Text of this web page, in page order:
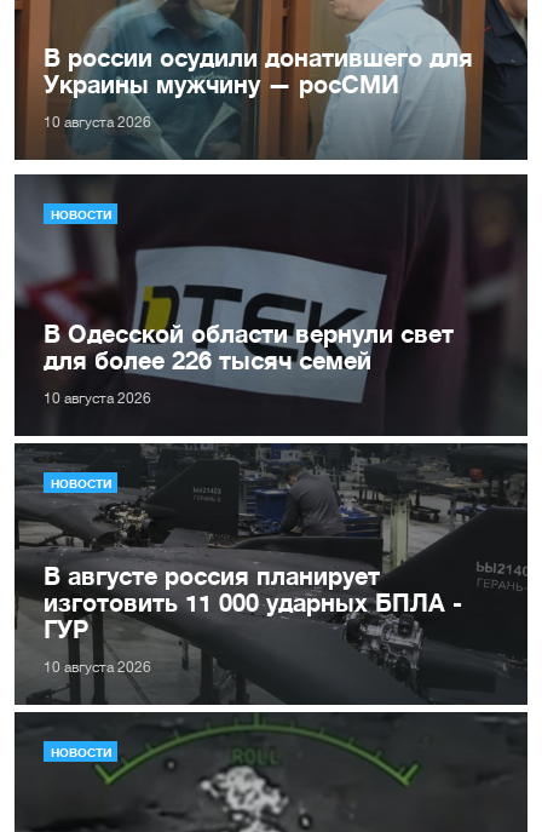
В россии осудили донатившего для
Украины мужчину — росСМИ
10 августа 2026
НОВОСТИ
В Одесской области вернули свет
для более 226 тысяч семей
10 августа 2026
НОВОСТИ
В августе россия планирует
изготовить 11 000 ударных БПЛА -
ГУР
10 августа 2026
НОВОСТИ